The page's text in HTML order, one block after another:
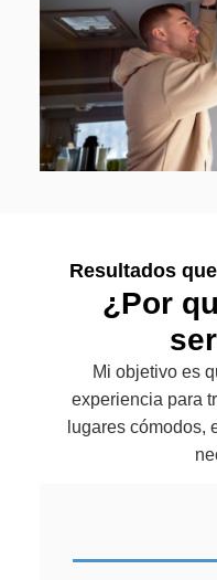
Resultados
¿Por
Mi objetivo es
experiencia para
lugares cómodos,